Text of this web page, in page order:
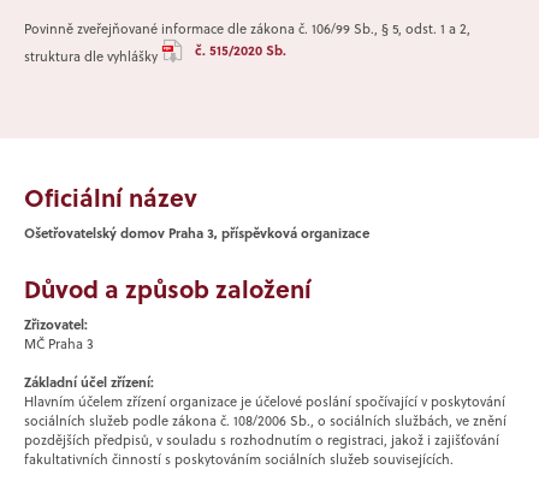
Povinně zveřejňované informace dle zákona č. 106/99 Sb., § 5, odst. 1 a 2,
struktura dle vyhlášky
č. 515/2020 Sb.
Oficiální název
Ošetřovatelský domov Praha 3, příspěvková organizace
Důvod a způsob založení
Zřizovatel:
MČ Praha 3
Základní účel zřízení:
Hlavním účelem zřízení organizace je účelové poslání spočívající v poskytování
sociálních služeb podle zákona č. 108/2006 Sb., o sociálních službách, ve znění
pozdějších předpisů, v souladu s rozhodnutím o registraci, jakož i zajišťování
fakultativních činností s poskytováním sociálních služeb souvisejících.